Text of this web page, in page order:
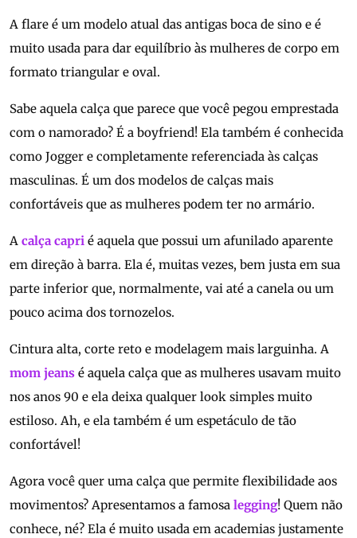
A flare é um modelo atual das antigas boca de sino e é
muito usada para dar equilíbrio às mulheres de corpo em
formato triangular e oval.
Sabe aquela calça que parece que você pegou emprestada
com o namorado? É a boyfriend! Ela também é conhecida
como Jogger e completamente referenciada às calças
masculinas. É um dos modelos de calças mais
confortáveis que as mulheres podem ter no armário.
A calça capri é aquela que possui um afunilado aparente
em direção à barra. Ela é, muitas vezes, bem justa em sua
parte inferior que, normalmente, vai até a canela ou um
pouco acima dos tornozelos.
Cintura alta, corte reto e modelagem mais larguinha. A
mom jeans é aquela calça que as mulheres usavam muito
nos anos 90 e ela deixa qualquer look simples muito
estiloso. Ah, e ela também é um espetáculo de tão
confortável!
Agora você quer uma calça que permite flexibilidade aos
movimentos? Apresentamos a famosa legging! Quem não
conhece, né? Ela é muito usada em academias justamente